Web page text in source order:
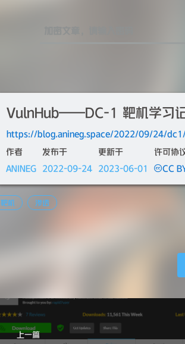
VulnHub——DC-1 靶机学习
https://blog.anineg.space/2022/09/24/
作者
ANINEG
发布于
2022-09-24
更新于
2023-06-01
许可协
CC
靶机 渗透
上一篇